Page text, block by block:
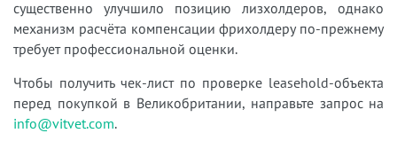
существенно улучшило позицию лизхолдеров, однако
механизм расчёта компенсации фрихолдеру по-прежнему
требует профессиональной оценки.
Чтобы получить чек-лист по проверке leasehold-объекта
перед покупкой в Великобритании, направьте запрос на
info@vitvet.com.